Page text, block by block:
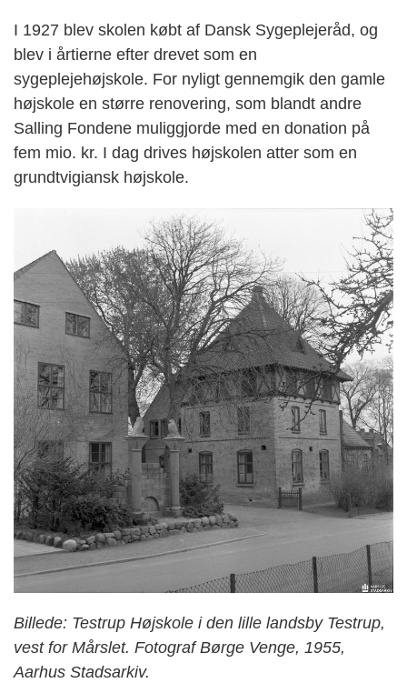
I 1927 blev skolen købt af Dansk Sygeplejeråd, og
blev i årtierne efter drevet som en
sygeplejehøjskole. For nyligt gennemgik den gamle
højskole en større renovering, som blandt andre
Salling Fondene muliggjorde med en donation på
fem mio. kr. I dag drives højskolen atter som en
grundtvigiansk højskole.
Billede: Testrup Højskole i den lille landsby Testrup,
vest for Mårslet. Fotograf Børge Venge, 1955,
Aarhus Stadsarkiv.